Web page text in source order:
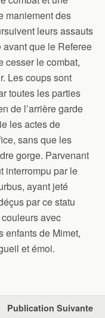
maniement des
leurs assauts
que le Referee
cesser le combat,
Les coups sont
toutes les parties
de l’arrière garde
les actes de
sans que les
gorge. Parvenant
interrompu par le
ayant jeté
par ce statu
avec
enfants de Mimet,
et émoi.
Publication Suivante